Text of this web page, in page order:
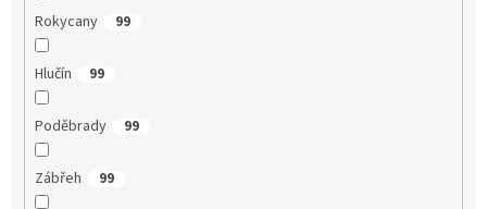
Rokycany 99
Hlučín 99
Poděbrady 99
Zábřeh 99